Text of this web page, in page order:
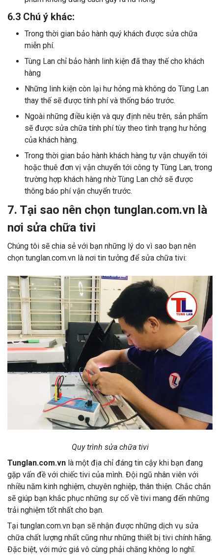
6.3 Chú ý khác:
Trong thời gian bảo hành quý khách được sửa chữa
miễn phí.
Tùng Lan chỉ bảo hành linh kiện đã thay thế cho khách
hàng
Những linh kiện còn lại hư hỏng mà không do Tùng Lan
thay thế sẽ được tính phí và thống báo trước.
Ngoài những điều kiện và quy định nêu trên, sản phẩm
sẽ được sửa chữa tính phí tùy theo tình trạng hư hỏng
của khách hàng.
Trong thời gian bảo hành khách hàng tự vận chuyển tới
hoặc thuê đơn vị vận chuyển tới công ty Tùng Lan, trong
trường hợp khách hàng nhờ Tùng Lan chở sẽ được
thông báo phí vận chuyển trước.
7. Tại sao nên chọn tunglan.com.vn là
nơi sửa chữa tivi
Chúng tôi sẽ chia sẻ với bạn những lý do vì sao bạn nên
chọn tunglan.com.vn là nơi tin tưởng để sửa chữa tivi:
Quy trình sửa chữa tivi
Tunglan.com.vn là một địa chỉ đáng tin cậy khi bạn đang
gặp vấn đề với chiếc tivi của mình. Đội ngũ nhân viên với
nhiều năm kinh nghiệm, chuyên nghiệp, thân thiện. Chắc chắn
sẽ giúp bạn khắc phục những sự cố về tivi mang đến những
trải nghiệm tốt nhất cho bạn.
Tại tunglan.com.vn bạn sẽ nhận được những dịch vụ sửa
chữa chất lượng nhất cũng như những thiết bị tivi chính hãng.
Đặc biệt, với mức giá vô cùng phải chăng không lo nghĩ.